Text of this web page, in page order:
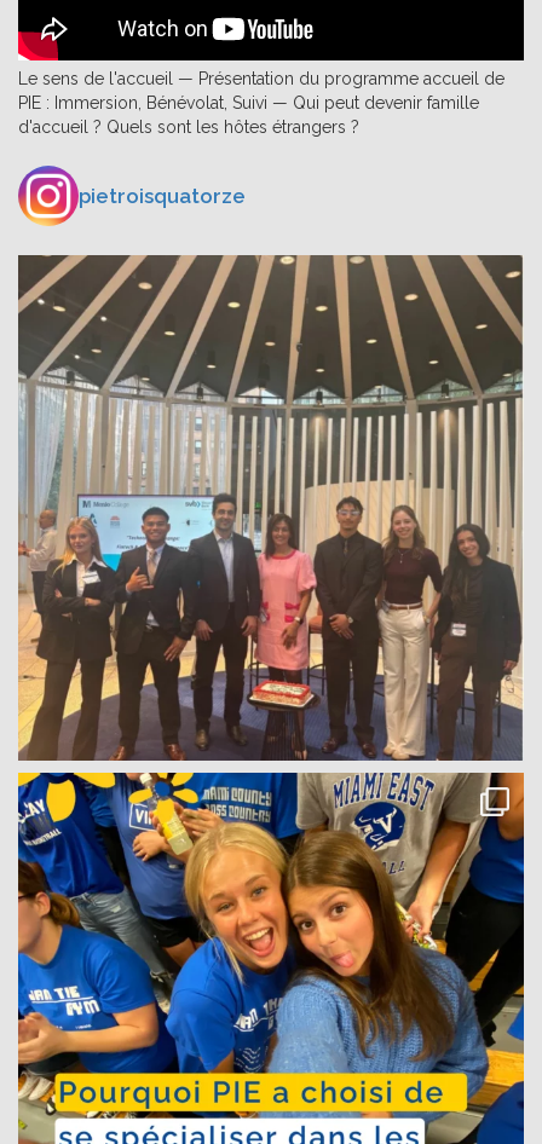
Le sens de l'accueil — Présentation du programme accueil de
PIE : Immersion, Bénévolat, Suivi — Qui peut devenir famille
d'accueil ? Quels sont les hôtes étrangers ?
pietroisquatorze